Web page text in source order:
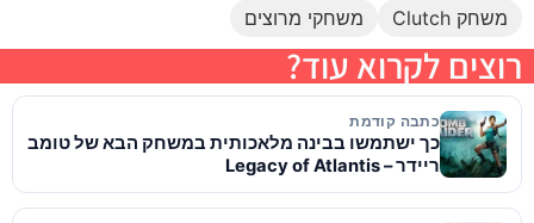
משחק Clutch
משחקי מרוצים
רוצים לקרוא עוד?
כתבה קודמת
כך ישתמשו בבינה מלאכותית במשחק הבא של טומב
ריידר – Legacy of Atlantis